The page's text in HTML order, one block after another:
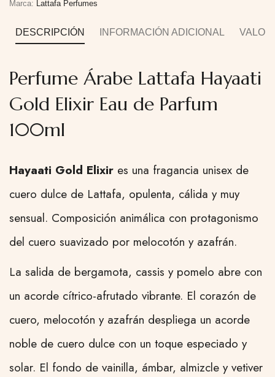
Marca: Lattafa Perfumes
DESCRIPCIÓN INFORMACIÓN ADICIONAL
Perfume Árabe Lattafa Hayaati
Gold Elixir Eau de Parfum
100ml
Hayaati Gold Elixir es una fragancia unisex de
cuero dulce de Lattafa, opulenta, cálida y muy
sensual. Composición animálica con protagonismo
del cuero suavizado por melocotón y azafrán.
La salida de bergamota, cassis y pomelo abre con
un acorde cítrico-afrutado vibrante. El corazón de
cuero, melocotón y azafrán despliega un acorde
noble de cuero dulce con un toque especiado y
solar. El fondo de vainilla, ámbar, almizcle y vetiver